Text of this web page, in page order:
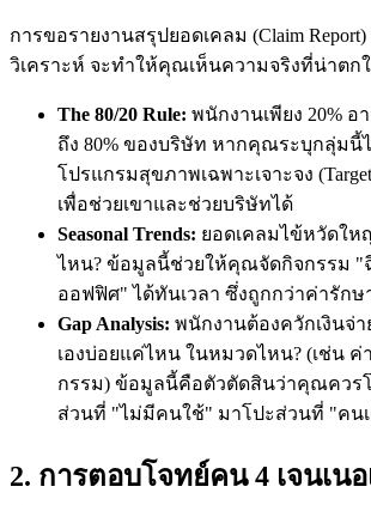
การขอรายงานสรุปยอดเคลม (Claim
วิเคราะห์ จะทำให้คุณเห็นความจริงที่น่าตกใ
The 80/20 Rule: พนักงานเพียง 20% อ
ถึง 80% ของบริษัท หากคุณระบุกลุ่ม
โปรแกรมสุขภาพเฉพาะเจาะจง
เพื่อช่วยเขาและช่วยบริษัทได้
Seasonal Trends: ยอดเคลมไข้หวัดให
ไหน? ข้อมูลนี้ช่วยให้คุณจัดกิจกรรม
ออฟฟิศ" ได้ทันเวลา ซึ่งถูกกว่าค่ารักษ
Gap Analysis: พนักงานต้องควักเงินจ่า
เองบ่อยแค่ไหน ในหมวดไหน? (เช่น
กรรม) ข้อมูลนี้คือตัวตัดสินว่าคุณควร
ส่วนที่ "ไม่มีคนใช้" มาโปะส่วนที่ "คน
2. การตอบโจทย์คน 4 เจนเน